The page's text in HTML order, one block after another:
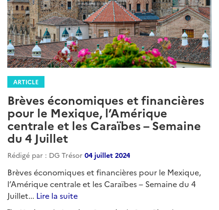
ARTICLE
Brèves économiques pour le
Mexique, l’Amérique centrale et les
Caraïbes – Semaine du 30 janvier
2025
Rédigé par : DG Trésor 30 janvier 2025
Brèves économiques pour le Mexique, l’Amérique
centrale et les Caraïbes – Semaine du 30 janvier
2025... Lire la suite